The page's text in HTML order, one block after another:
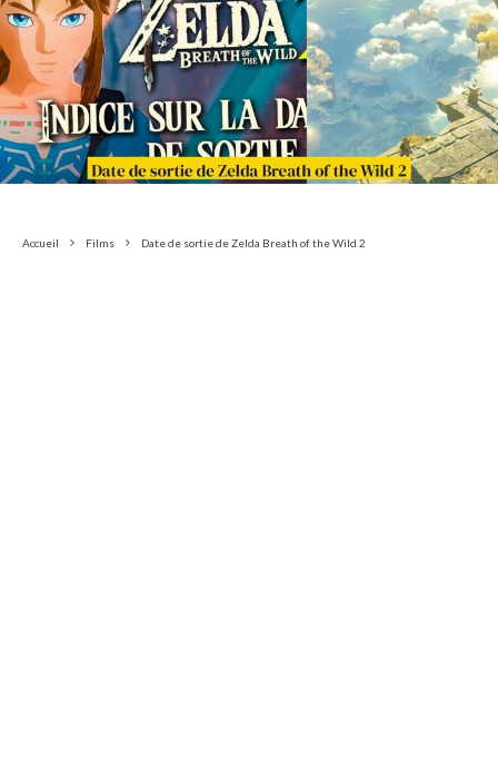
Accueil Films Date de sortie de Zelda Breath of the Wild 2